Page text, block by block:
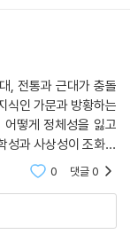
반부에서는 이인칭
) 가상적 독자를 이
가 직접 나타나지 않
성인 니자오, 유년 니
되고 있다. 화법은
접화법, 자유간접화
되는 것은 자유간접
물의 주관성과 화자
)을 포괄하며 동시에
사건은 단순 규정의
, 전통과 근대가 충돌
식인 가문과 방황하는
떻게 정체성을 잃고
성과 사상성이 조화를
0 댓글0